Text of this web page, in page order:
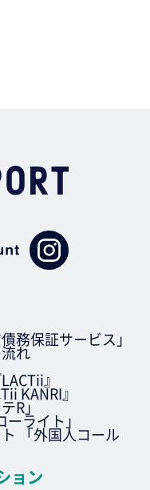
務保証サービス」
れ
』
KANRI』
R」
ライト」
「外国人コール
ョン